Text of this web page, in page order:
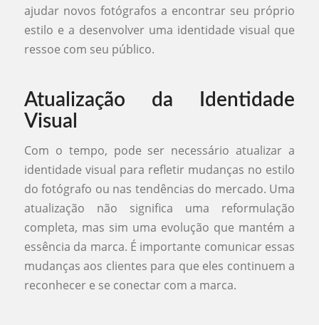
ajudar novos fotógrafos a encontrar seu próprio
estilo e a desenvolver uma identidade visual que
ressoe com seu público.
Atualização da Identidade
Visual
Com o tempo, pode ser necessário atualizar a
identidade visual para refletir mudanças no estilo
do fotógrafo ou nas tendências do mercado. Uma
atualização não significa uma reformulação
completa, mas sim uma evolução que mantém a
essência da marca. É importante comunicar essas
mudanças aos clientes para que eles continuem a
reconhecer e se conectar com a marca.